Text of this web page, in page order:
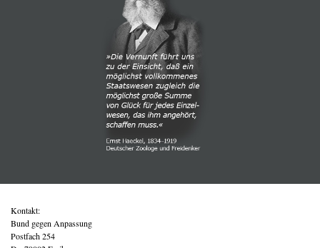
Kontakt:
Bund gegen Anpassung
Postfach 254